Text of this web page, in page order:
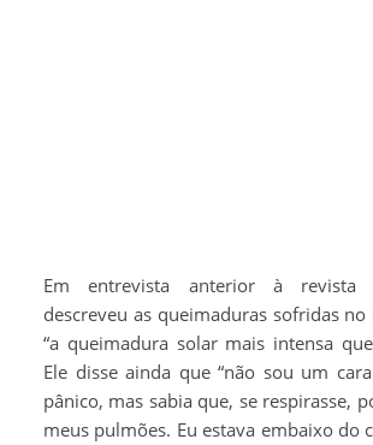
Em entrevista anterior à revista
descreveu as queimaduras sofridas
“a queimadura solar mais intensa
Ele disse ainda que “não sou um
pânico, mas sabia que, se respirasse,
meus pulmões. Eu estava embaixo do